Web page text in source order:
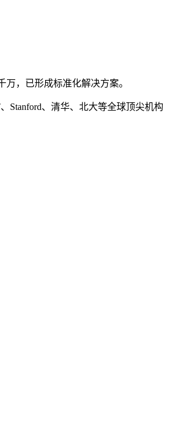
，已形成标准化解决方案。
Stanford、清华、北大等全球顶尖机构